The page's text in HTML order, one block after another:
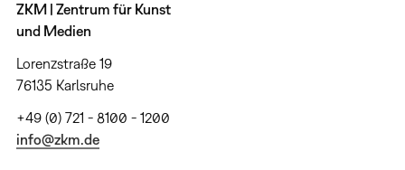
ZKM | Zentrum für Kunst
und Medien
Lorenzstraße 19
76135 Karlsruhe
+49 (0) 721 - 8100 - 1200
info@zkm.de